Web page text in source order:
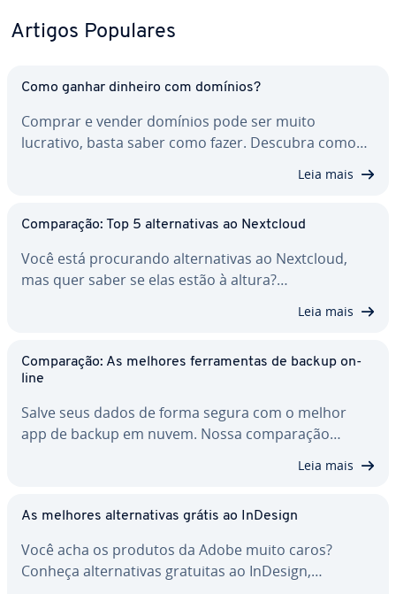
Artigos Populares
Como ganhar dinheiro com domínios?
Comprar e vender domínios pode ser muito
lucrativo, basta saber como fazer. Descubra como…
Leia mais
Com­pa­ra­ção: Top 5 al­ter­na­ti­vas ao Nextcloud
Você está pro­cu­rando al­ter­na­ti­vas ao Nextcloud,
mas quer saber se elas estão à altura?…
Leia mais
Com­pa­ra­ção: As melhores fer­ra­men­tas de backup on-
line
Salve seus dados de forma segura com o melhor
app de backup em nuvem. Nossa com­pa­ra­ção…
Leia mais
As melhores al­ter­na­ti­vas grátis ao InDesign
Você acha os produtos da Adobe muito caros?
Conheça al­ter­na­ti­vas gratuitas ao InDesign,…